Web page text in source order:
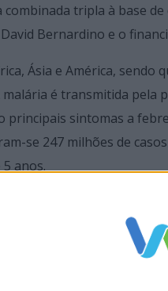
tripla à base
Bernardino e o
Ásia e América, sendo
é transmitida pela
sintomas a
se 247 milhões de
anos.